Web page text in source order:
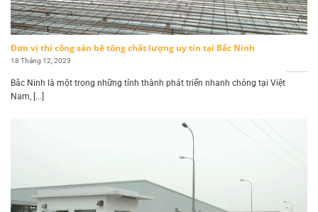
Đơn vị thi công sàn bê tông chất lượng uy tín tại Bắc Ninh
18 Tháng 12, 2023
Bắc Ninh là một trong những tỉnh thành phát triển nhanh chóng tại Việt
Nam, [...]